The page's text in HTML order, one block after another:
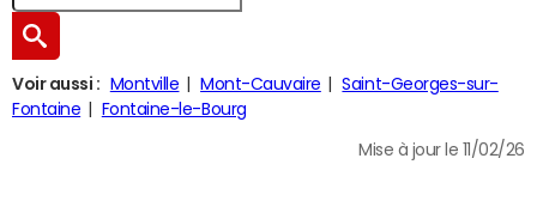
Voir aussi : Montville Mont-Cauvaire
Saint-Georges-sur-
Fontaine
Fontaine-le-Bourg
Mise à jour le 11/02/26